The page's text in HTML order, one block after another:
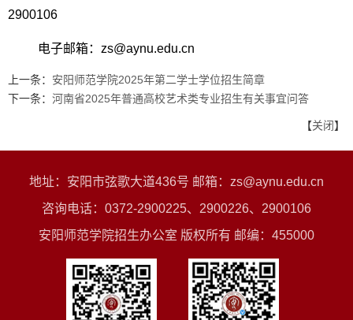
2900106
电子邮箱： zs@aynu.edu.cn
上一条： 安阳师范学院2025年第二学士学位招生简章
下一条： 河南省2025年普通高校艺术类专业招生有关事宜问答
【关闭】
地址：安阳市弦歌大道436号 邮箱：zs@aynu.edu.cn
咨询电话：0372-2900225、2900226、2900106
安阳师范学院招生办公室 版权所有 邮编：455000